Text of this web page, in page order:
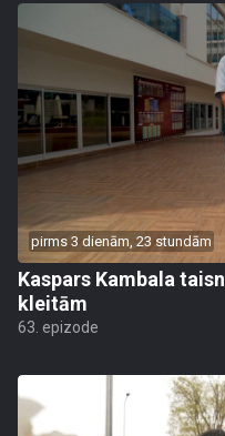
pirms 3 dienām, 23 stundām
Kaspars Kambala
kleitām
63. epizode